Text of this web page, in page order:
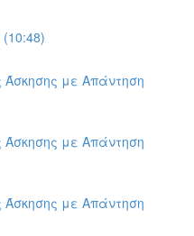
Άσκησης με Απάντηση
Άσκησης με Απάντηση
Άσκησης με Απάντηση